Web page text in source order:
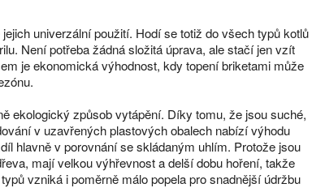
univerzální použití. Hodí se totiž do všech typů kotlů
Není potřeba žádná složitá úprava, ale stačí jen vzít
je ekonomická výhodnost, kdy topení briketami může
ekologický způsob vytápění. Díky tomu, že jsou suché,
v uzavřených plastových obalech nabízí výhodu
hlavně v porovnání se skládaným uhlím. Protože jsou
mají velkou výhřevnost a delší dobu hoření, takže
vzniká i poměrně málo popela pro snadnější údržbu